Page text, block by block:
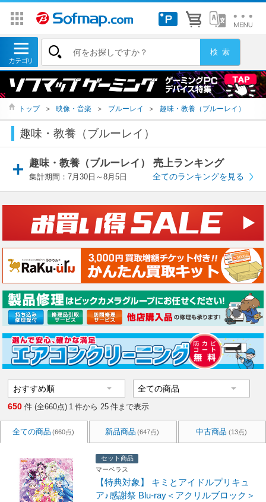
トップ ＞ 映像・音楽 ＞ ブルーレイ ＞ 趣味・教養（ブルーレイ）
趣味・教養（ブルーレイ）
趣味・教養（ブルーレイ） 売上ランキング
集計期間：7月30日～8月5日 全てのランキングを見る
650 件 (全660点) 1 件から 25 件まで表示
全ての商品 (660点) 新品商品 (647点) 中古商品 (13点)
セット商品
マーベラス
【特典対象】 キミとアイドルプリキュ
ア♪感謝祭 Blu-ray＜アクリルブロック＞